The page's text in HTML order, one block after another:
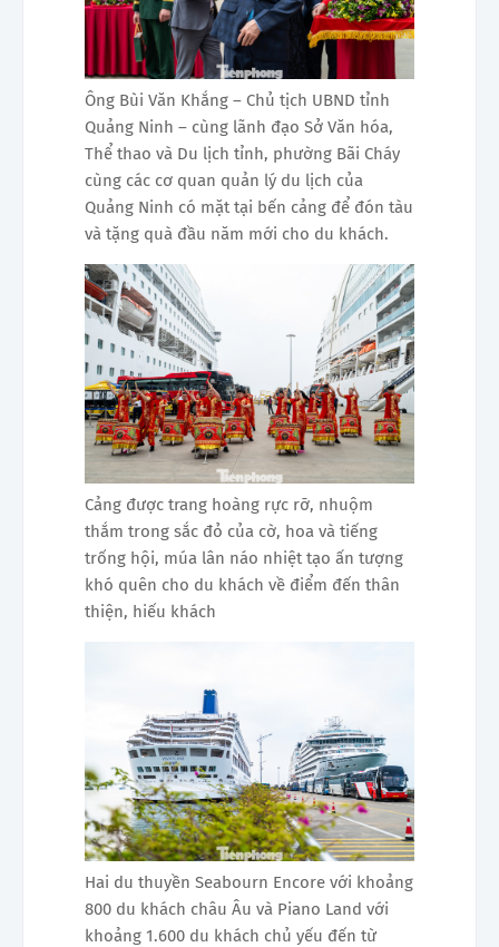
Ông Bùi Văn Khắng – Chủ tịch UBND tỉnh
Quảng Ninh – cùng lãnh đạo Sở Văn hóa,
Thể thao và Du lịch tỉnh, phường Bãi Cháy
cùng các cơ quan quản lý du lịch của
Quảng Ninh có mặt tại bến cảng để đón tàu
và tặng quà đầu năm mới cho du khách.
Cảng được trang hoàng rực rỡ, nhuộm
thắm trong sắc đỏ của cờ, hoa và tiếng
trống hội, múa lân náo nhiệt tạo ấn tượng
khó quên cho du khách về điểm đến thân
thiện, hiếu khách
Hai du thuyền Seabourn Encore với khoảng
800 du khách châu Âu và Piano Land với
khoảng 1.600 du khách chủ yếu đến từ